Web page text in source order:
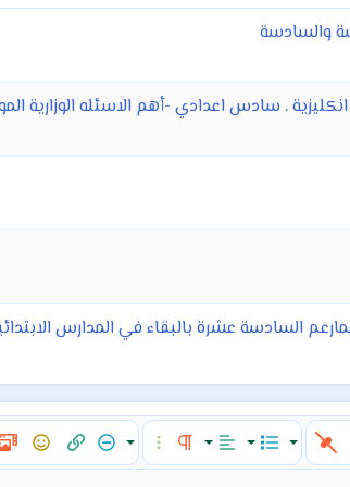
والسادسة
. سادس اعدادي -أهم الاسئله الوزارية
السادسة عشرة بالبقاء في المدارس
إضافية…قائمة
قائمة مرتبة
المحاذاة
محاذاة لليسار
تنسيق الفقرة
عادي
خيارات إضافية…
إخفاء إدراج رابط